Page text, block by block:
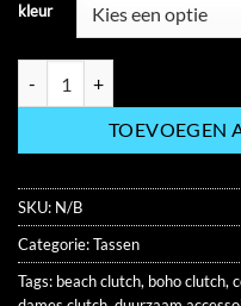
kleur
TOEVOEGEN
SKU: N/B
Categorie:Tassen
Tags: beach clutch, boho clutch,